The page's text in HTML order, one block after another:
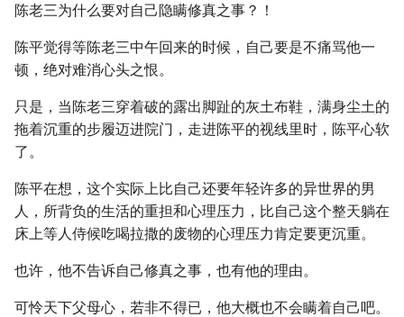
陈老三为什么要对自己隐瞒修真之事？！
陈平觉得等陈老三中午回来的时候，自己要是不痛骂他一
顿，绝对难消心头之恨。
只是，当陈老三穿着破的露出脚趾的灰土布鞋，满身尘土的
拖着沉重的步履迈进院门，走进陈平的视线里时，陈平心软
了。
陈平在想，这个实际上比自己还要年轻许多的异世界的男
人，所背负的生活的重担和心理压力，比自己这个整天躺在
床上等人侍候吃喝拉撒的废物的心理压力肯定要更沉重。
也许，他不告诉自己修真之事，也有他的理由。
可怜天下父母心，若非不得已，他大概也不会瞒着自己吧。